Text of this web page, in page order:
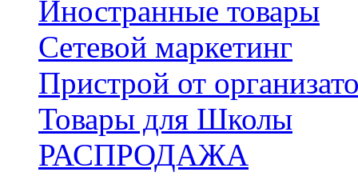
Иностранные товары
Сетевой маркетинг
Пристрой от
Товары для Школы
РАСПРОДАЖА